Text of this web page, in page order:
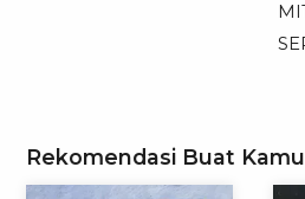
Rekomendasi Buat Kamu